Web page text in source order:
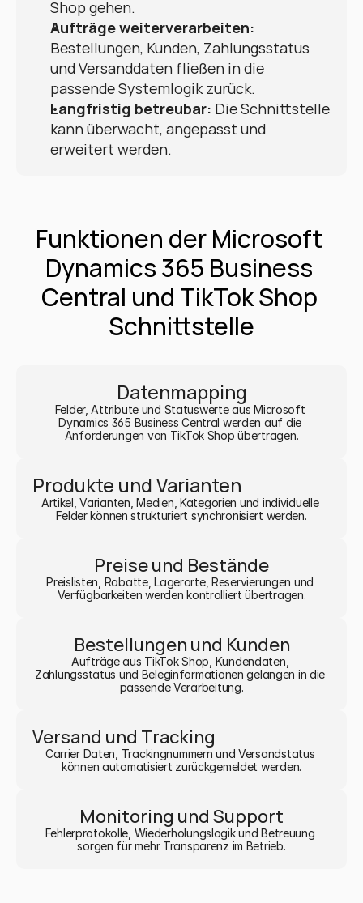
Shop gehen.
Aufträge weiterverarbeiten:
Bestellungen, Kunden, Zahlungsstatus
und Versanddaten fließen in die
passende Systemlogik zurück.
Langfristig betreubar: Die Schnittstelle
kann überwacht, angepasst und
erweitert werden.
Funktionen der Microsoft
Dynamics 365 Business
Central und TikTok Shop
Schnittstelle
Datenmapping
Felder, Attribute und Statuswerte aus Microsoft
Dynamics 365 Business Central werden auf die
Anforderungen von TikTok Shop übertragen.
Produkte und Varianten
Artikel, Varianten, Medien, Kategorien und individuelle
Felder können strukturiert synchronisiert werden.
Preise und Bestände
Preislisten, Rabatte, Lagerorte, Reservierungen und
Verfügbarkeiten werden kontrolliert übertragen.
Bestellungen und Kunden
Aufträge aus TikTok Shop, Kundendaten,
Zahlungsstatus und Beleginformationen gelangen in die
passende Verarbeitung.
Versand und Tracking
Carrier Daten, Trackingnummern und Versandstatus
können automatisiert zurückgemeldet werden.
Monitoring und Support
Fehlerprotokolle, Wiederholungslogik und Betreuung
sorgen für mehr Transparenz im Betrieb.